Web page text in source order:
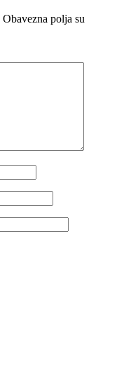
Obavezna polja su